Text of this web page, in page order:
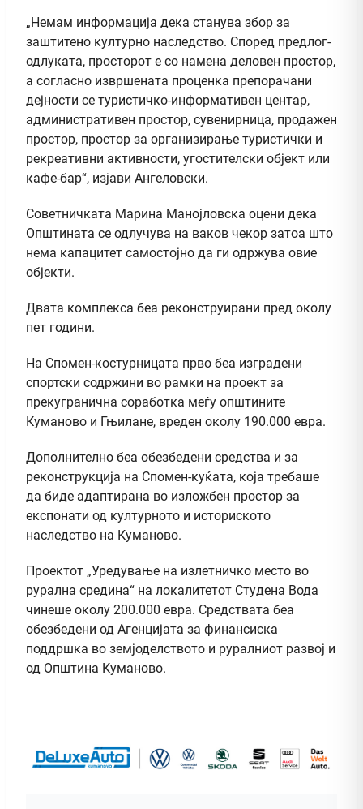
„Немам информација дека станува збор за
заштитено културно наследство. Според предлог-
одлуката, просторот е со намена деловен простор,
а согласно извршената проценка препорачани
дејности се туристичко-информативен центар,
административен простор, сувенирница, продажен
простор, простор за организирање туристички и
рекреативни активности, угостителски објект или
кафе-бар“, изјави Ангеловски.
Советничката Марина Манојловска оцени дека
Општината се одлучува на ваков чекор затоа што
нема капацитет самостојно да ги одржува овие
објекти.
Двата комплекса беа реконструирани пред околу
пет години.
На Спомен-костурницата прво беа изградени
спортски содржини во рамки на проект за
прекугранична соработка меѓу општините
Куманово и Гњилане, вреден околу 190.000 евра.
Дополнително беа обезбедени средства и за
реконструкција на Спомен-куќата, која требаше
да биде адаптирана во изложбен простор за
експонати од културното и историското
наследство на Куманово.
Проектот „Уредување на излетничко место во
рурална средина“ на локалитетот Студена Вода
чинеше околу 200.000 евра. Средствата беа
обезбедени од Агенцијата за финансиска
поддршка во земјоделството и руралниот развој и
од Општина Куманово.